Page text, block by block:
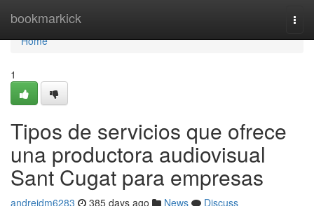
bookmarkick
Home
Home
1
Tipos de servicios que ofrece
una productora audiovisual
Sant Cugat para empresas
andreidm6283 385 days ago News
Discuss